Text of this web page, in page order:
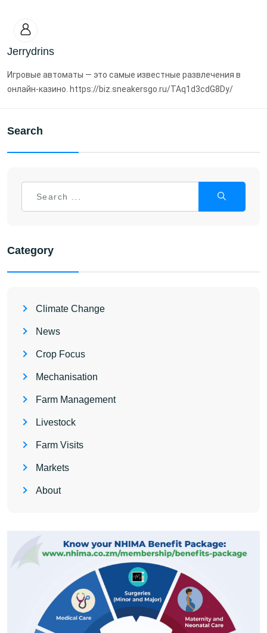
Jerrydrins
Игровые автоматы — это самые известные развлечения в
онлайн-казино. https://biz.sneakersgo.ru/TAq1d3cdG8Dy/
Search
Category
Climate Change
News
Crop Focus
Mechanisation
Farm Management
Livestock
Farm Visits
Markets
About